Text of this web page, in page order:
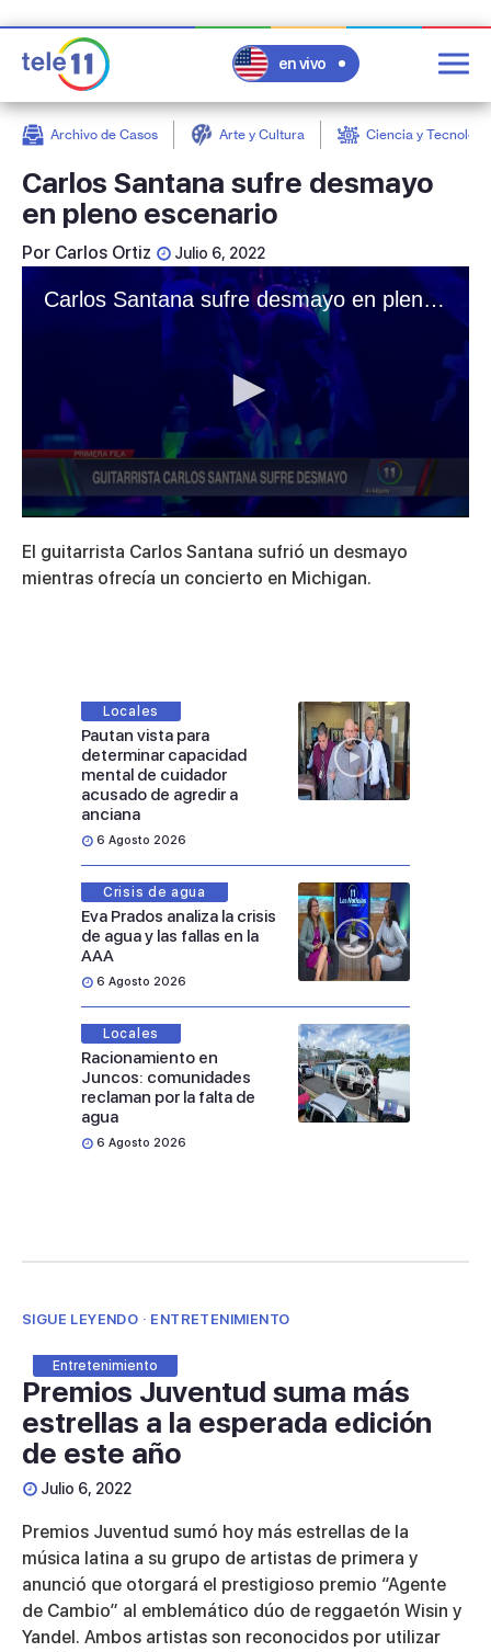
en vivo
Archivo de Casos Arte y Cultura Ciencia y
Carlos Santana sufre desmayo
en pleno escenario
Por Carlos Ortiz Julio 6, 2022
Carlos Santana sufre desmayo en pleno escenario
seconds
of
2
El guitarrista Carlos Santana sufrió un desmayo
mientras ofrecía un concierto en Michigan.
Locales
Pautan vista para
determinar capacidad
mental de cuidador
acusado de agredir a
anciana
6 Agosto 2026
Crisis de agua
Eva Prados analiza la crisis
de agua y las fallas en la
AAA
6 Agosto 2026
Locales
Racionamiento en
Juncos: comunidades
reclaman por la falta de
agua
6 Agosto 2026
SIGUE LEYENDO · ENTRETENIMIENTO
Entretenimiento
Premios Juventud suma más
estrellas a la esperada edición
de este año
Julio 6, 2022
Premios Juventud sumó hoy más estrellas de la
música latina a su grupo de artistas de primera y
anunció que otorgará el prestigioso premio “Agente
de Cambio” al emblemático dúo de reggaetón Wisin y
Yandel . Ambos artistas son reconocidos por utilizar
post